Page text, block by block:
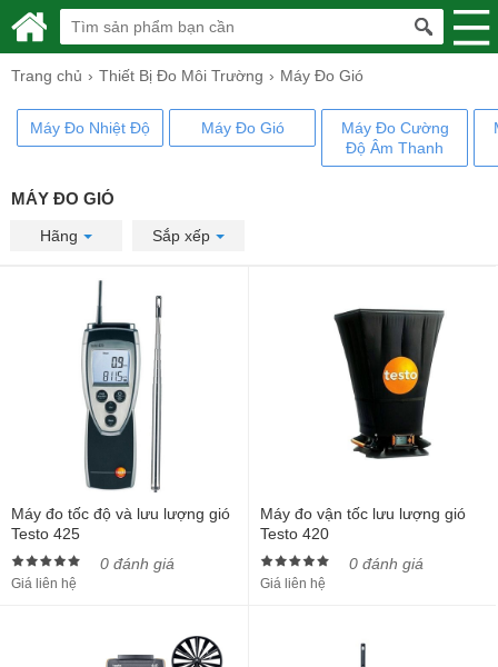
Trang chủ Thiết Bị Đo Môi Trường Máy Đo Gió
Máy Đo Nhiệt Độ Máy Đo Gió
Máy Đo Cường
Độ Âm Thanh
MÁY ĐO GIÓ
Hãng Sắp xếp
Máy đo tốc độ và lưu lượng gió
Testo 425
0 đánh giá
Giá liên hệ
Máy đo vận tốc lưu lượng gió
Testo 420
0 đánh giá
Giá liên hệ